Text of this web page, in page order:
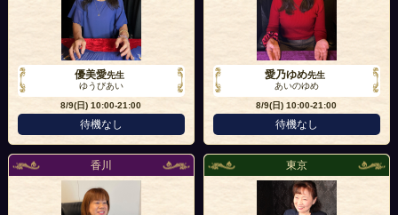
優美愛先生
ゆうびあい
8/9(日)10:00-21:00
待機なし
愛乃ゆめ先生
あいのゆめ
8/9(日)10:00-21:00
待機なし
香川 東京